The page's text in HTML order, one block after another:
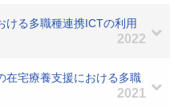
ける多職種連携ICTの利用
2022
在宅療養支援における多職
2021